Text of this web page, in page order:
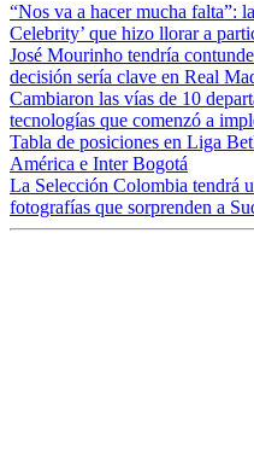
“Nos va a hacer mucha falta”:
Celebrity’ que hizo llorar a
José Mourinho tendría
decisión sería clave en Real
Cambiaron las vías de 10
tecnologías que comenzó a
Tabla de posiciones en Liga
América e Inter Bogotá
La Selección Colombia tendrá
fotografías que sorprenden a